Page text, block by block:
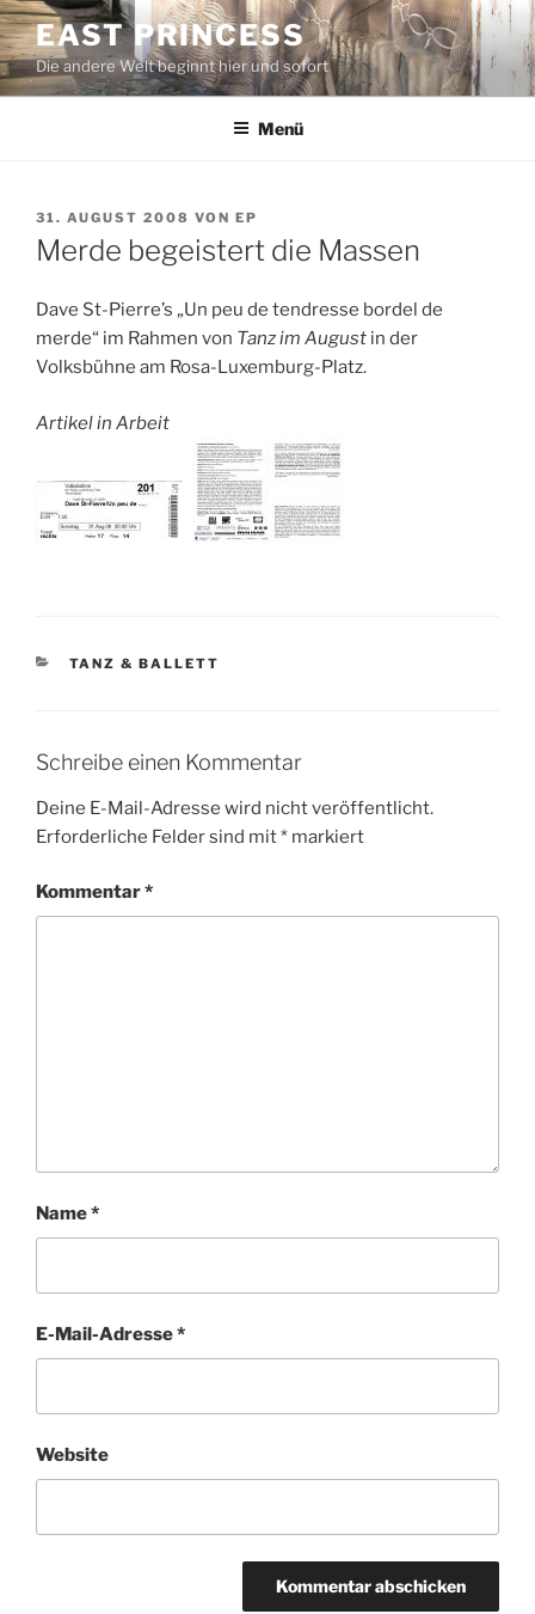
Zum
Inhalt
springen
EAST PRINCESS
Die andere Welt beginnt hier und sofort
Menü
VERÖFFENTLICHT
AM
31. AUGUST 2008 VON EP
Merde begeistert die Massen
Dave St-Pierre’s „Un peu de tendresse bordel de
merde“ im Rahmen von Tanz im August in der
Volksbühne am Rosa-Luxemburg-Platz.
Artikel in Arbeit
KATEGORIEN
TANZ & BALLETT
Schreibe einen Kommentar
Deine E-Mail-Adresse wird nicht veröffentlicht.
Erforderliche Felder sind mit* markiert
Kommentar*
Name*
E-Mail-Adresse*
Website